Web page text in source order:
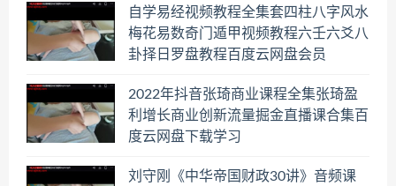
自学易经视频教程全集套四柱八字风水
梅花易数奇门遁甲视频教程六壬六爻八
卦择日罗盘教程百度云网盘会员
2022年抖音张琦商业课程全集张琦盈
利增长商业创新流量掘金直播课合集百
度云网盘下载学习
刘守刚《中华帝国财政30讲》音频课